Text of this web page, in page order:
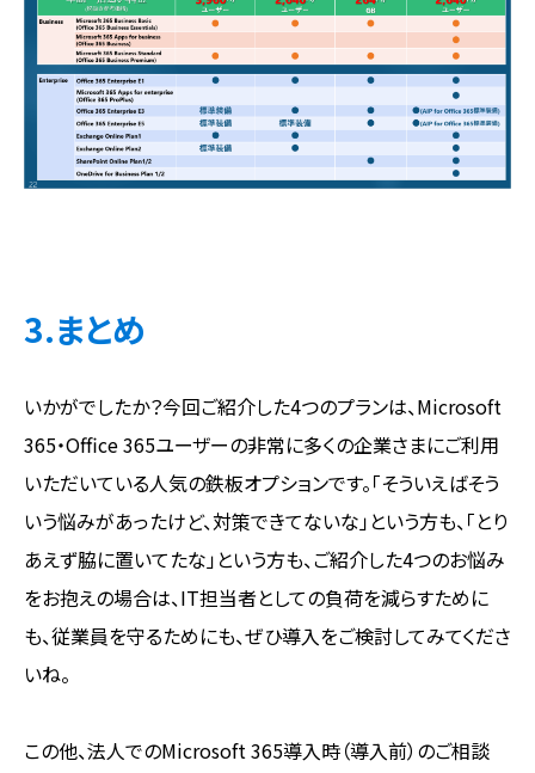
3.まとめ
いかがでしたか？今回ご紹介した4つのプランは、Microsoft
365・Office 365ユーザーの非常に多くの企業さまにご利用
いただいている人気の鉄板オプションです。「そういえばそう
いう悩みがあったけど、対策できてないな」という方も、「とり
あえず脇に置いてたな」という方も、ご紹介した4つのお悩み
をお抱えの場合は、IT担当者としての負荷を減らすために
も、従業員を守るためにも、ぜひ導入をご検討してみてくださ
いね。
この他、法人でのMicrosoft 365導入時（導入前）のご相談